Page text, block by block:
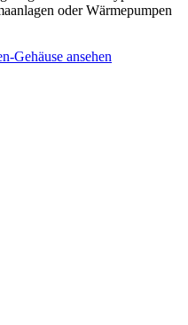
oder Wärmepumpen
Gehäuse ansehen